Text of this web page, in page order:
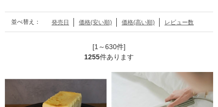
並べ替え： 発売日 価格(安い順) 価格(高い順) レビュー数
[1～630件]
1255件あります